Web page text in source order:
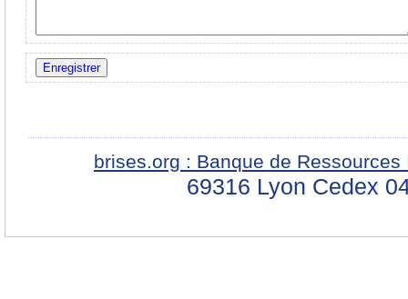
brises.org : Banque de
69316 Lyon Cedex